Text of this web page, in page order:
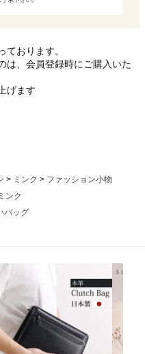
おります。
は、会員登録時にご購入いた
げます
ミンク
ファッション小物
ミンク
バッグ